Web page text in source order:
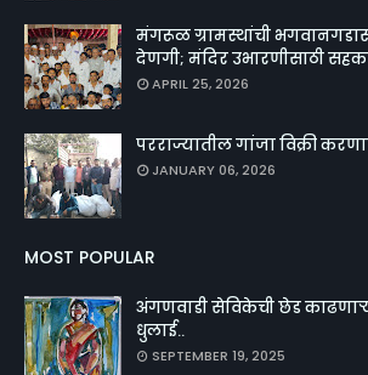
मंगरूळ ग्रामस्थांची
देणगी; मंदिर उभारणीसाठी
APRIL 25, 2026
परराज्यातील गांजा विक्री
JANUARY 06, 2026
MOST POPULAR
अंगणवाडी सेविकेची छेड
धुलाई..
SEPTEMBER 19, 2025